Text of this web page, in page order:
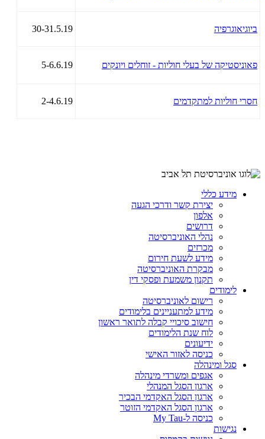
ביוגיאוגרפיה 30-31.5.19
פאוניסטיקה של בעלי חוליות - זוחלים ויונקים 5-6.6.19
חסרי חוליות למתקדמים 2-4.6.19
מידע כללי
יצירת קשר ודרכי הגעה
אלפון
דרושים
נהלי האוניברסיטה
מכרזים
מידע לשעת חירום
מבקרת האוניברסיטה
תקנון משמעת ופסקי דין
לימודים
רישום לאוניברסיטה
מידע למתעניינים בלימודים
חישוב סיכויי קבלה לתואר ראשון
לוח שנת הלימודים
ידיעונים
כניסה לאזור האישי
סגל ומינהלה
אגפים ומשרדי מינהלה
ארגון הסגל המנהלי
ארגון הסגל האקדמי הבכיר
ארגון הסגל האקדמי הזוטר
כניסה ל-My Tau
נגישות